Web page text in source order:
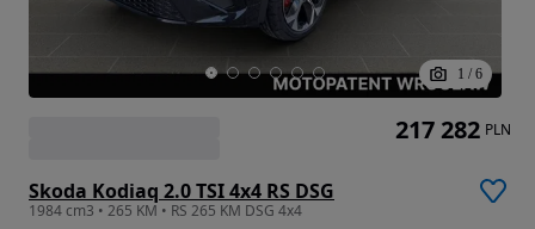
1 / 6
Skoda Kodiaq 2.0 TSI 4x4 RS DSG
1984 cm3 • 265 KM • RS 265 KM DSG 4x4
217 282 PLN